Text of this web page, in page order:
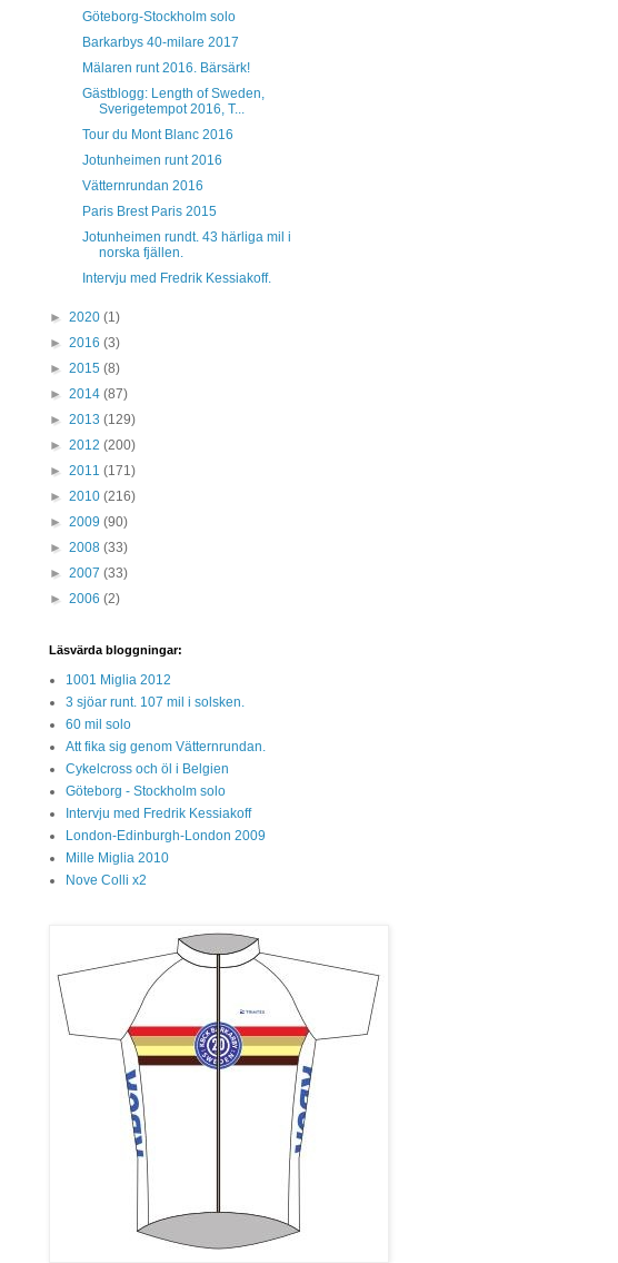
Göteborg-Stockholm solo
Barkarbys 40-milare 2017
Mälaren runt 2016. Bärsärk!
Gästblogg: Length of Sweden,
Sverigetempot 2016, T...
Tour du Mont Blanc 2016
Jotunheimen runt 2016
Vätternrundan 2016
Paris Brest Paris 2015
Jotunheimen rundt. 43 härliga mil i
norska fjällen.
Intervju med Fredrik Kessiakoff.
► 2020 (1)
► 2016 (3)
► 2015 (8)
► 2014 (87)
► 2013 (129)
► 2012 (200)
► 2011 (171)
► 2010 (216)
► 2009 (90)
► 2008 (33)
► 2007 (33)
► 2006 (2)
Läsvärda bloggningar:
1001 Miglia 2012
3 sjöar runt. 107 mil i solsken.
60 mil solo
Att fika sig genom Vätternrundan.
Cykelcross och öl i Belgien
Göteborg - Stockholm solo
Intervju med Fredrik Kessiakoff
London-Edinburgh-London 2009
Mille Miglia 2010
Nove Colli x2